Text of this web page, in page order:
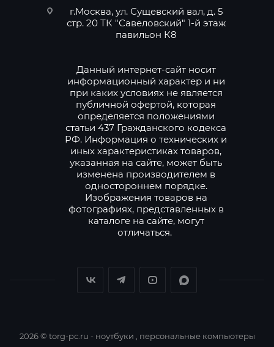
г.Москва, ул. Сущевский вал, д. 5
стр. 20 ТК "Савеловский" 1-й этаж
павильон К8
Данный интернет-сайт носит
информационный характер и ни
при каких условиях не является
публичной офертой, которая
определяется положениями
статьи 437 Гражданского кодекса
РФ. Информация о технических и
иных характеристиках товаров,
указанная на сайте, может быть
изменена производителем в
одностороннем порядке.
Изображения товаров на
фотографиях, представленных в
каталоге на сайте, могут
отличаться.
2026 © torg-pc.ru - ноутбуки , персональные компьютеры